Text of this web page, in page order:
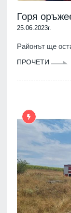
Горя
25.06.2023г.
Районът ще
ПРОЧЕТИ